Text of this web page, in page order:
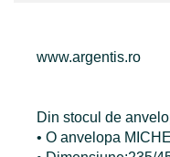
www.argentis.ro
Din stocul de
• O anvelopa